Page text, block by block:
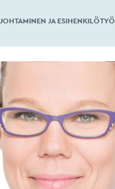
JOHTAMINEN JA ESIHENKILÖTYÖ